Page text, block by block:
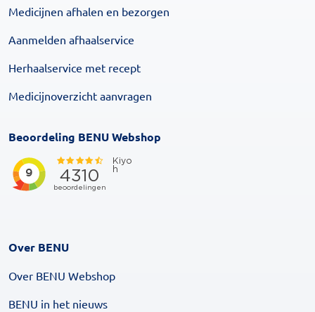
Medicijnen afhalen en bezorgen
Aanmelden afhaalservice
Herhaalservice met recept
Medicijnoverzicht aanvragen
Beoordeling BENU Webshop
Over BENU
Over BENU Webshop
BENU in het nieuws